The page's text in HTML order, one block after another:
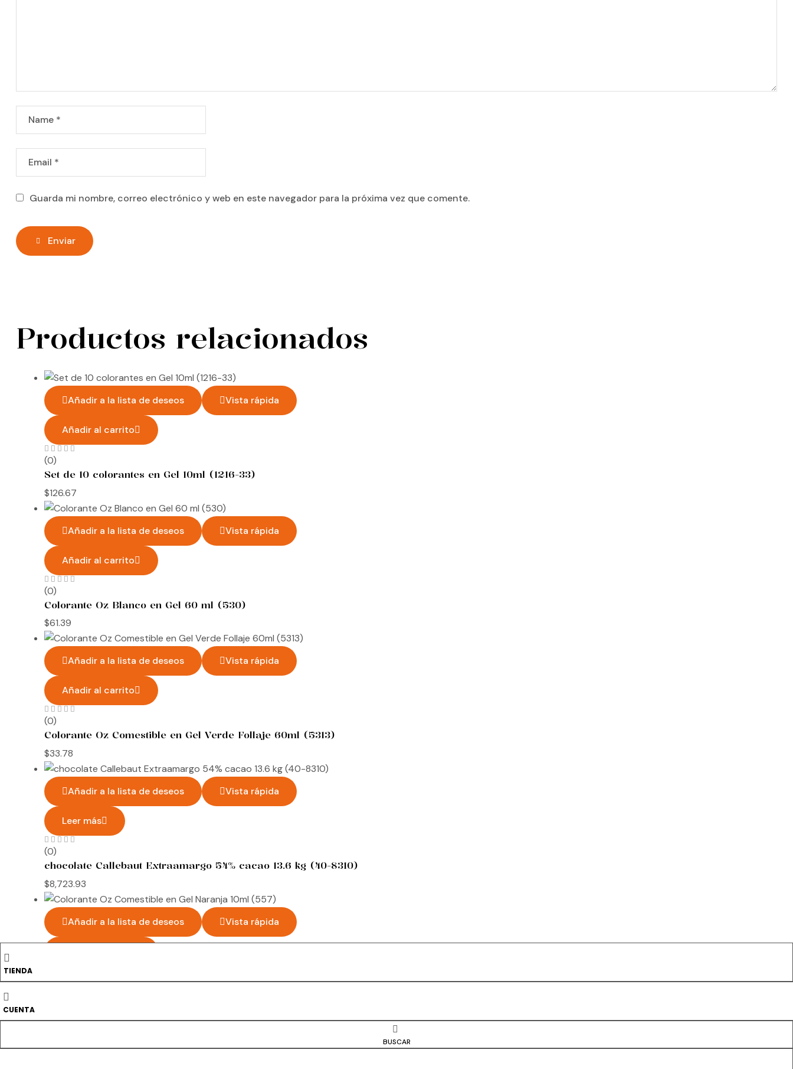
Guarda mi nombre, correo electrónico y web en este navegador para la próxima vez que comente.
Enviar
Productos relacionados
Añadir a la lista de deseos Vista rápida
Añadir al carrito
(0)
Set de 10 colorantes en Gel 10ml (1216-33)
$126.67
Añadir a la lista de deseos Vista rápida
Añadir al carrito
(0)
Colorante Oz Blanco en Gel 60 ml (530)
$61.39
Añadir a la lista de deseos Vista rápida
Añadir al carrito
(0)
Colorante Oz Comestible en Gel Verde Follaje 60ml (5313)
$33.78
Añadir a la lista de deseos Vista rápida
Leer más
(0)
chocolate Callebaut Extraamargo 54% cacao 13.6 kg (40-8310)
$8,723.93
Añadir a la lista de deseos Vista rápida
(0)
TIENDA
CUENTA
BUSCAR